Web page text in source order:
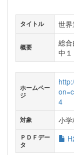
タイトル 世
概要
総
中
ホームペー
ジ
4
対象 小学
ＰＤＦデー
タ